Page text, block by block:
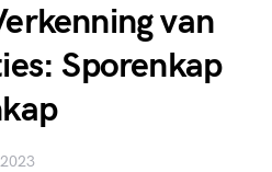
van
Sporenkap